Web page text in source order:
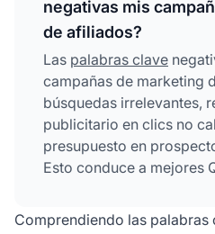
negativas mis
de afiliados?
Las palabras clave
campañas de marketing
búsquedas irrelevantes,
publicitario en clics no
presupuesto en
Esto conduce a mejores
instancia, mejores tasas
Comprendiendo las palabras